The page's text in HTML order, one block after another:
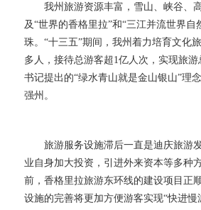
我州旅游资源丰富，雪山、峡谷、
及“世界的香格里拉”和“三江并流世界
珠。“十三五”期间，我州着力培育文化
多人，接待总游客超1亿人次，实现旅
书记提出的“绿水青山就是金山银山”理
强州。
旅游服务设施滞后一直是迪庆旅游
业自身加大投资，引进外来资本等多种
前，香格里拉旅游东环线的建设项目正
设施的完善将更加方便游客实现“快进